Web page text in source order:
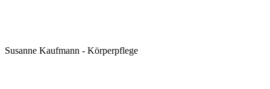
Susanne Kaufmann - Körperpflege